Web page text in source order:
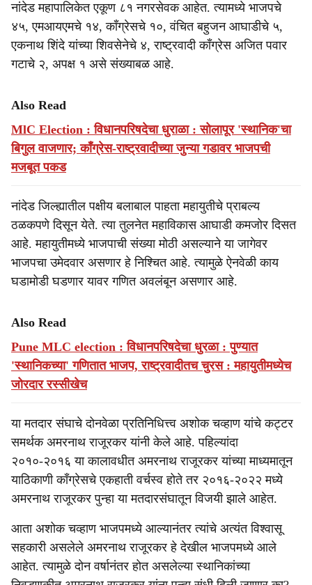
नांदेड महापालिकेत एकूण ८१ नगरसेवक आहेत. त्यामध्ये भाजपचे
४५, एमआयएमचे १४, काँग्रेसचे १०, वंचित बहुजन आघाडीचे ५,
एकनाथ शिंदे यांच्या शिवसेनेचे ४, राष्ट्रवादी काँग्रेस अजित पवार
गटाचे २, अपक्ष १ असे संख्याबळ आहे.
Also Read
MlC Election : विधानपरिषदेचा धुराळा : सोलापूर 'स्थानिक'चा
बिगुल वाजणार; काँग्रेस-राष्ट्रवादीच्या जुन्या गडावर भाजपची
मजबूत पकड
नांदेड जिल्ह्यातील पक्षीय बलाबाल पाहता महायुतीचे प्राबल्य
ठळकपणे दिसून येते. त्या तुलनेत महाविकास आघाडी कमजोर दिसत
आहे. महायुतीमध्ये भाजपाची संख्या मोठी असल्याने या जागेवर
भाजपचा उमेदवार असणार हे निश्चित आहे. त्यामुळे ऐनवेळी काय
घडामोडी घडणार यावर गणित अवलंबून असणार आहे.
Also Read
Pune MLC election : विधानपरिषदेचा धुरळा : पुण्यात
'स्थानिकच्या' गणितात भाजप, राष्ट्रवादीतच चुरस : महायुतीमध्येच
जोरदार रस्सीखेच
या मतदार संघाचे दोनवेळा प्रतिनिधित्त्व अशोक चव्हाण यांचे कट्टर
समर्थक अमरनाथ राजूरकर यांनी केले आहे. पहिल्यांदा
२०१०-२०१६ या कालावधीत अमरनाथ राजूरकर यांच्या माध्यमातून
याठिकाणी काँग्रेसचे एकहाती वर्चस्व होते तर २०१६-२०२२ मध्ये
अमरनाथ राजूरकर पुन्हा या मतदारसंघातून विजयी झाले आहेत.
आता अशोक चव्हाण भाजपमध्ये आल्यानंतर त्यांचे अत्यंत विश्वासू
सहकारी असलेले अमरनाथ राजूरकर हे देखील भाजपमध्ये आले
आहेत. त्यामुळे दोन वर्षानंतर होत असलेल्या स्थानिकांच्या